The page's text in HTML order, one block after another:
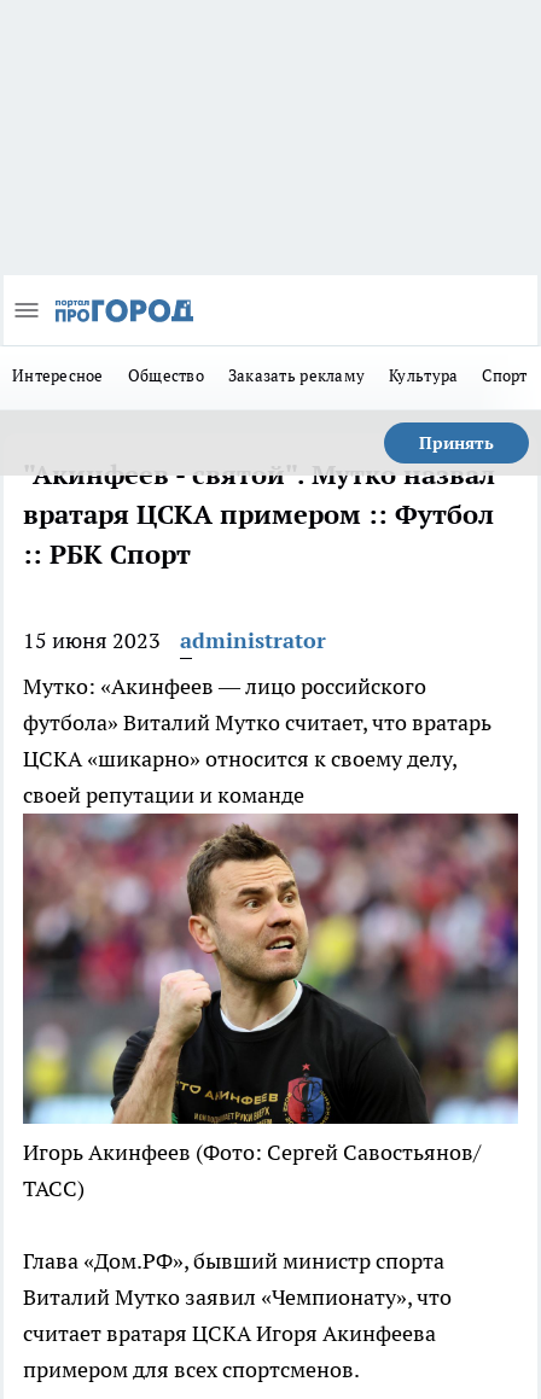
Интересное Общество Заказать рекламу Культура Спорт
Принять
"Акинфеев - святой". Мутко назвал
вратаря ЦСКА примером :: Футбол
:: РБК Спорт
15 июня 2023
administrator
Мутко: «Акинфеев — лицо российского
футбола» Виталий Мутко считает, что вратарь
ЦСКА «шикарно» относится к своему делу,
своей репутации и команде
Игорь Акинфеев (Фото: Сергей Савостьянов/
ТАСС)
Глава «Дом.РФ», бывший министр спорта
Виталий Мутко заявил «Чемпионату», что
считает вратаря ЦСКА Игоря Акинфеева
примером для всех спортсменов.